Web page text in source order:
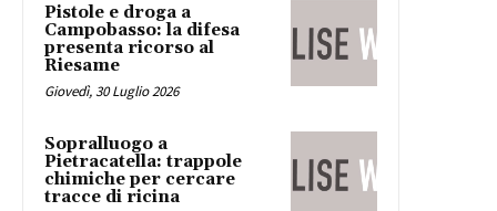
Pistole e droga a
Campobasso: la difesa
presenta ricorso al
Riesame
Giovedì, 30 Luglio 2026
Sopralluogo a
Pietracatella: trappole
chimiche per cercare
tracce di ricina